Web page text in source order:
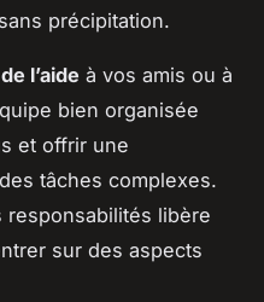
précipitation.
l’aide à vos amis ou à
bien organisée
et offrir une
tâches complexes.
responsabilités libère
sur des aspects